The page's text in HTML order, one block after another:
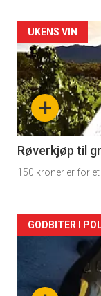
Forsiden
akkurat
nå
-
2
+
UKENS VIN
Røverkjøp til
150 kroner er for
Forsiden
akkurat
nå
GODBITER I